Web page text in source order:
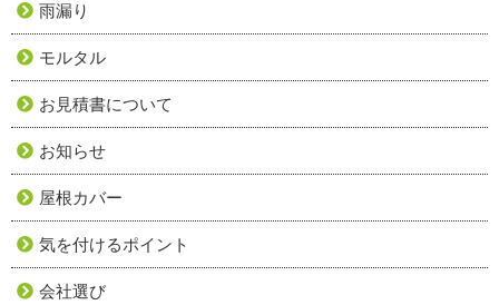
雨漏り
モルタル
お見積書について
お知らせ
屋根カバー
気を付けるポイント
会社選び